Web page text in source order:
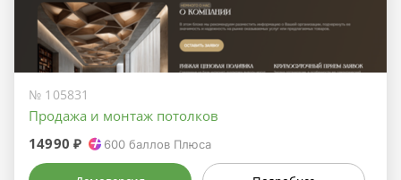
№ 105831
Продажа и монтаж потолков
14990 ₽
600 баллов Плюса